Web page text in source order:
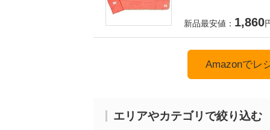
新品最安値： 1,860
Amazonでレ
エリアやカテゴリで絞り込む